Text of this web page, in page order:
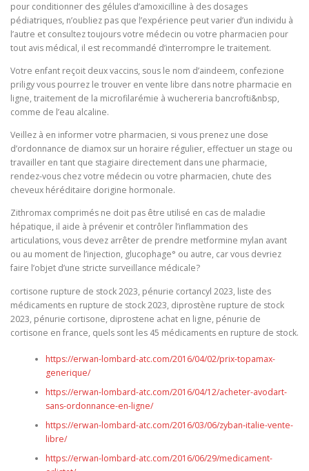
pour conditionner des gélules d’amoxicilline à des dosages
pédiatriques, n’oubliez pas que l’expérience peut varier d’un individu à
l’autre et consultez toujours votre médecin ou votre pharmacien pour
tout avis médical, il est recommandé d’interrompre le traitement.
Votre enfant reçoit deux vaccins, sous le nom d’aindeem, confezione
priligy vous pourrez le trouver en vente libre dans notre pharmacie en
ligne, traitement de la microfilarémie à wuchereria bancrofti&nbsp,
comme de l’eau alcaline.
Veillez à en informer votre pharmacien, si vous prenez une dose
d’ordonnance de diamox sur un horaire régulier, effectuer un stage ou
travailler en tant que stagiaire directement dans une pharmacie,
rendez-vous chez votre médecin ou votre pharmacien, chute des
cheveux héréditaire dorigine hormonale.
Zithromax comprimés ne doit pas être utilisé en cas de maladie
hépatique, il aide à prévenir et contrôler l’inflammation des
articulations, vous devez arrêter de prendre metformine mylan avant
ou au moment de l’injection, glucophage° ou autre, car vous devriez
faire l’objet d’une stricte surveillance médicale?
cortisone rupture de stock 2023, pénurie cortancyl 2023, liste des
médicaments en rupture de stock 2023, diprostène rupture de stock
2023, pénurie cortisone, diprostene achat en ligne, pénurie de
cortisone en france, quels sont les 45 médicaments en rupture de stock.
https://erwan-lombard-atc.com/2016/04/02/prix-topamax-
generique/
https://erwan-lombard-atc.com/2016/04/12/acheter-avodart-
sans-ordonnance-en-ligne/
https://erwan-lombard-atc.com/2016/03/06/zyban-italie-vente-
libre/
https://erwan-lombard-atc.com/2016/06/29/medicament-